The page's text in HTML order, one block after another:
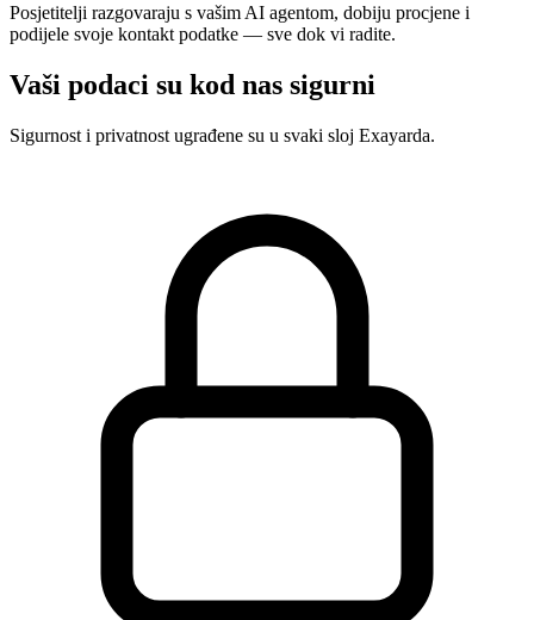
Posjetitelji razgovaraju s vašim AI agentom, dobiju procjene i
podijele svoje kontakt podatke — sve dok vi radite.
Vaši podaci su kod nas sigurni
Sigurnost i privatnost ugrađene su u svaki sloj Exayarda.